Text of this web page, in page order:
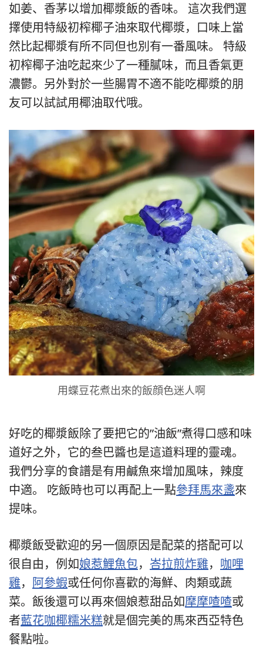
如姜、香茅以增加椰漿飯的香味。 這次我們選
擇使用特級初榨椰子油來取代椰漿，口味上當
然比起椰漿有所不同但也別有一番風味。 特級
初榨椰子油吃起來少了一種膩味，而且香氣更
濃鬱。另外對於一些腸胃不適不能吃椰漿的朋
友可以試試用椰油取代哦。
用蝶豆花煮出來的飯顔色迷人啊
好吃的椰漿飯除了要把它的”油飯”煮得口感和味
道好之外，它的叁巴醬也是這道料理的靈魂。
我們分享的食譜是有用鹹魚來增加風味，辣度
中適。 吃飯時也可以再配上一點參拜馬來盞來
提味。
椰漿飯受歡迎的另一個原因是配菜的搭配可以
很自由，例如娘惹鯉魚包， 峇拉煎炸雞， 咖哩
雞， 阿參蝦或任何你喜歡的海鮮、肉類或蔬
菜。飯後還可以再來個娘惹甜品如摩摩喳喳或
者藍花咖椰糯米糕就是個完美的馬來西亞特色
餐點啦。